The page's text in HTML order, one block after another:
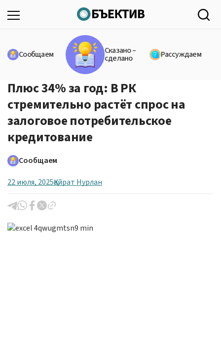
Сообщаем Сказано –
сделано Рассуждаем
Плюс 34% за год: В РК
стремительно растёт спрос на
залоговое потребительское
кредитование
Сообщаем
22 июля, 2025Қайрат Нурлан